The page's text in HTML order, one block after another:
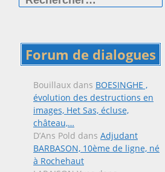
Forum de dialogues
Bouillaux dans BOESINGHE ,
évolution des destructions en
images, Het Sas, écluse,
château,…
D’Ans Pold dans Adjudant
BARBASON, 10ème de ligne, né
à Rochehaut